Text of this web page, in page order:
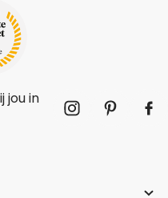
jou in